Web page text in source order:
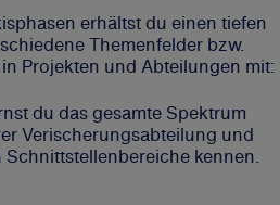
erhältst du einen tiefen
Themenfelder bzw.
Projekten und Abteilungen mit:
du das gesamte Spektrum
Verischerungsabteilung und
Schnittstellenbereiche kennen.